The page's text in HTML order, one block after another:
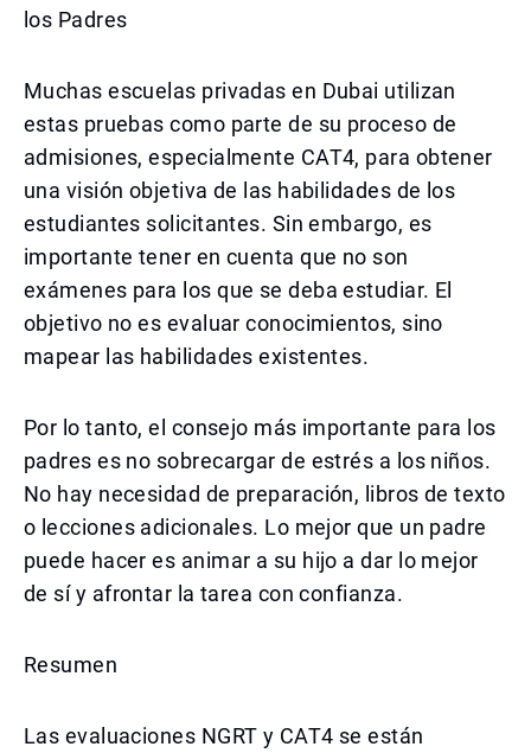
los Padres
Muchas escuelas privadas en Dubai utilizan
estas pruebas como parte de su proceso de
admisiones, especialmente CAT4, para obtener
una visión objetiva de las habilidades de los
estudiantes solicitantes. Sin embargo, es
importante tener en cuenta que no son
exámenes para los que se deba estudiar. El
objetivo no es evaluar conocimientos, sino
mapear las habilidades existentes.
Por lo tanto, el consejo más importante para los
padres es no sobrecargar de estrés a los niños.
No hay necesidad de preparación, libros de texto
o lecciones adicionales. Lo mejor que un padre
puede hacer es animar a su hijo a dar lo mejor
de sí y afrontar la tarea con confianza.
Resumen
Las evaluaciones NGRT y CAT4 se están